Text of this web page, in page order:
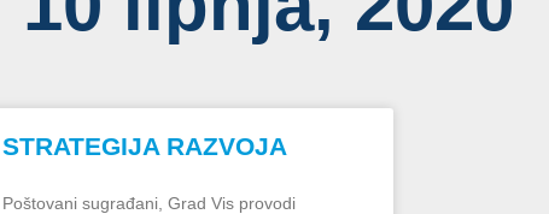
STRATEGIJA RAZVOJA
Poštovani sugrađani, Grad Vis provodi